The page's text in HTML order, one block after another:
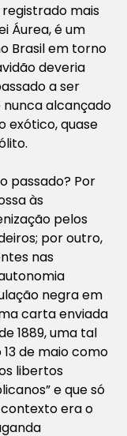
registrado mais
Áurea, é um
Brasil em torno
deveria
a ser
alcançado
exótico, quase
passado? Por
às
pelos
por outro,
nas
negra em
carta enviada
1889, uma tal
de maio como
libertos
e que só
era o